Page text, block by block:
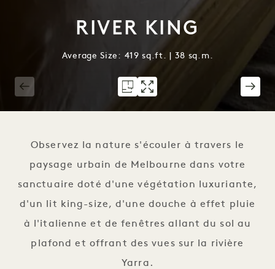
RIVER KING
Average Size: 419 sq.ft. | 38 sq.m.
Observez la nature s'écouler à travers le
paysage urbain de Melbourne dans votre
sanctuaire doté d'une végétation luxuriante,
d'un lit king-size, d'une douche à effet pluie
à l'italienne et de fenêtres allant du sol au
plafond et offrant des vues sur la rivière
Yarra.